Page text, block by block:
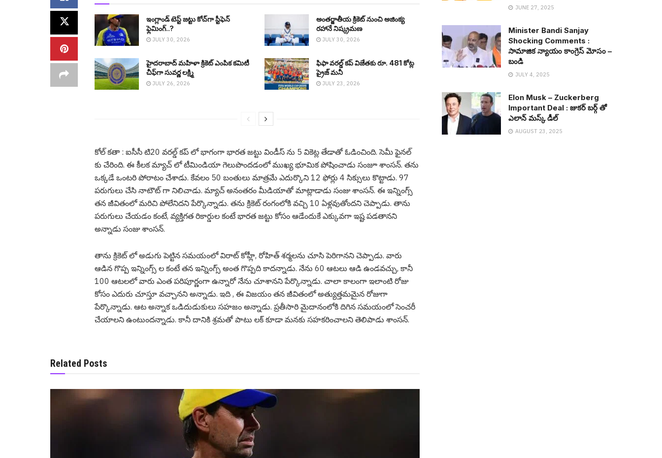
ఇంగ్లాండ్ టెస్ట్ జట్టు కోచ్‌గా స్టీఫెన్
ఫ్లెమింగ్..?
JULY 30, 2026
అంతర్జాతీయ క్రికెట్ నుంచి అజింక్య
రహానే నిష్క్ర‌మ‌ణ‌
JULY 30, 2026
హైదరాబాద్ మహిళా క్రికెట్ ఎంపిక కమిటీ
చీఫ్‌గా సువర్ణ లక్ష్మి
JULY 26, 2026
ఫిఫా వ‌ర‌ల్డ్ క‌ప్ విజేతకు రూ. 481 కోట్ల
ప్రైజ్ మ‌నీ
JULY 23, 2026
కోల్ క‌తా : ఐసీసీ టి20 వ‌ర‌ల్డ్ క‌ప్ లో భాగంగా భార‌త జ‌ట్టు విండీస్ ను 5 వికెట్ల తేడాతో ఓడించింది. సెమీ ఫైన‌ల్
కు చేరింది. ఈ కీల‌క మ్యాచ్ లో టీమిండియా గెలుపొంద‌డంలో ముఖ్య భూమిక పోషించాడు సంజూ శాంస‌న్. త‌ను
ఒక్క‌డే ఒంట‌రి పోరాటం చేశాడు. కేవ‌లం 50 బంతులు మాత్ర‌మే ఎదుర్కొని 12 ఫోర్లు 4 సిక్సులు కొట్టాడు. 97
ప‌రుగులు చేసి నాటౌట్ గా నిలిచాడు. మ్యాచ్ అనంత‌రం మీడియాతో మాట్లాడాడు సంజు శాంస‌న్. ఈ ఇన్నింగ్స్
త‌న జీవితంలో మ‌రిచి పోలేనిద‌ని పేర్కొన్నాడు. త‌ను క్రికెట్ రంగంలోకి వ‌చ్చి 10 ఏళ్ల‌వుతోంద‌ని చెప్పాడు. తాను
ప‌రుగులు చేయ‌డం కంటే, వ్య‌క్తిగ‌త రికార్డుల కంటే భార‌త జ‌ట్టు కోసం ఆడేందుకే ఎక్కువ‌గా ఇష్ట ప‌డ‌తాన‌ని
అన్నాడు సంజు శాంస‌న్.
తాను క్రికెట్ లో అడుగు పెట్టిన స‌మ‌యంలో విరాట్ కోహ్లీ, రోహిత్ శ‌ర్మ‌ల‌ను చూసి పెరిగాన‌ని చెప్పాడు. వారు
ఆడిన గొప్ప ఇన్నింగ్స్ ల కంటే త‌న ఇన్నింగ్స్ అంత గొప్ప‌ది కాద‌న్నాడు. నేను 60 ఆటలు ఆడి ఉండవచ్చు, కానీ
100 ఆటలలో వారు ఎంత పరిపూర్ణంగా ఉన్నారో నేను చూశానని పేర్కొన్నాడు. చాలా కాలంగా ఇలాంటి రోజు
కోసం ఎదురు చూస్తూ వ‌చ్చాన‌ని అన్నాడు. ఇది , ఈ విజ‌యం త‌న జీవితంలో అత్యుత్త‌మ‌మైన రోజుగా
పేర్కొన్నాడు. ఆట అన్నాక ఒడిదుడుకులు స‌హ‌జం అన్నాడు. ప్ర‌తీసారి మైదానంలోకి దిగిన స‌మ‌యంలో సెంచ‌రీ
చేయాల‌ని ఉంటుంద‌న్నాడు. కానీ దానికి శ్ర‌మ‌తో పాటు ల‌క్ కూడా మ‌న‌కు స‌హ‌క‌రించాల‌ని తెలిపాడు శాంస‌న్.
Related Posts
JUNE 27, 2025
Minister Bandi Sanjay
Shocking Comments :
సామాజిక న్యాయం కాంగ్రెస్ మోసం –
బండి
JULY 4, 2025
Elon Musk – Zuckerberg
Important Deal : జుక‌ర్ బ‌ర్గ్ తో
ఎలాన్ మ‌స్క్ డీల్
AUGUST 23, 2025